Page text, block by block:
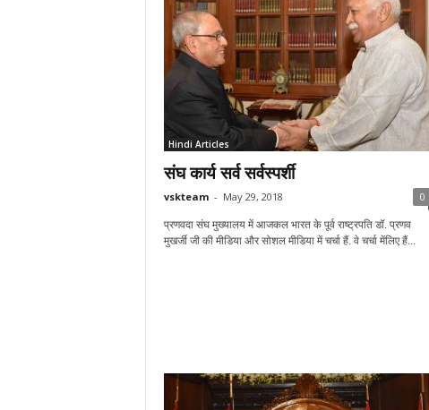
Hindi Articles
संघ कार्य सर्व सर्वस्पर्शी
vskteam - May 29, 2018 0
प्रणवदा संघ मुख्यालय में आजकल भारत के पूर्व राष्ट्रपति डॉ. प्रणव
मुखर्जी जी की मीडिया और सोशल मीडिया में चर्चा हैं. वे चर्चा मेंलिए हैं...